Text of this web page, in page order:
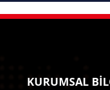
KURUMSAL